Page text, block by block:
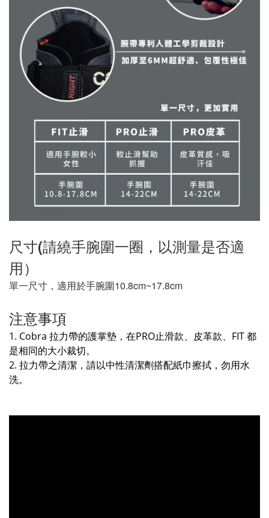
尺寸(請繞手腕圍一圈，以測量是否適
用）
單一尺寸， 適用於手腕圍10.8cm~17.8cm
注意事項
1. Cobra 拉力帶的護掌墊，在PRO止滑款、皮革款、FIT 都
是相同的大小裁切。
2. 拉力帶之清潔，請以中性清潔劑搭配紙巾擦拭，勿用水
洗。